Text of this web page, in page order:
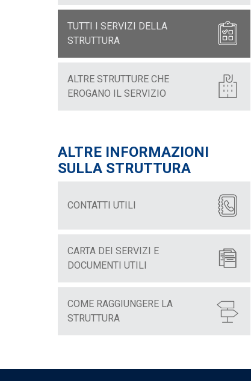
TUTTI I SERVIZI DELLA
STRUTTURA
ALTRE STRUTTURE CHE
EROGANO IL SERVIZIO
ALTRE INFORMAZIONI
SULLA STRUTTURA
CONTATTI UTILI
CARTA DEI SERVIZI E
DOCUMENTI UTILI
COME RAGGIUNGERE LA
STRUTTURA